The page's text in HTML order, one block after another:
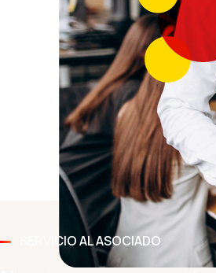
SERVICIO AL ASOCIADO